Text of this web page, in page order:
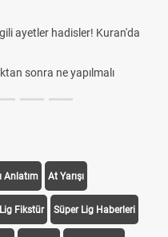
ayetler hadisler! Kuran'da
sonra ne yapılmalı
Anlatım At Yarışı
Fikstür Süper Lig Haberleri